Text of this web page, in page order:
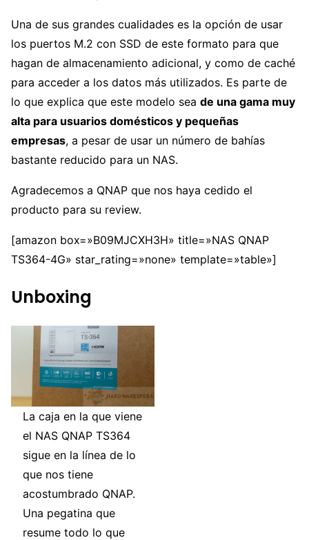
Una de sus grandes cualidades es la opción de usar
los puertos M.2 con SSD de este formato para que
hagan de almacenamiento adicional, y como de caché
para acceder a los datos más utilizados. Es parte de
lo que explica que este modelo sea de una gama muy
alta para usuarios domésticos y pequeñas
empresas, a pesar de usar un número de bahías
bastante reducido para un NAS.
Agradecemos a QNAP que nos haya cedido el
producto para su review.
[amazon box=»B09MJCXH3H» title=»NAS QNAP
TS364-4G» star_rating=»none» template=»table»]
Unboxing
La caja en la que viene
el NAS QNAP TS364
sigue en la línea de lo
que nos tiene
acostumbrado QNAP.
Una pegatina que
resume todo lo que